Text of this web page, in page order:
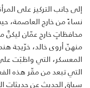
إلى جانب التركيز على
نساءً من خارج العاصمة،
محافظاتٍ خارج عمّان ليكنَّ
منهنّ أروى خالد، خرّيجة
المعسكر، التي واظبَت
التي تبعد من مقّر هذه
سياق الحديث عن حديثات